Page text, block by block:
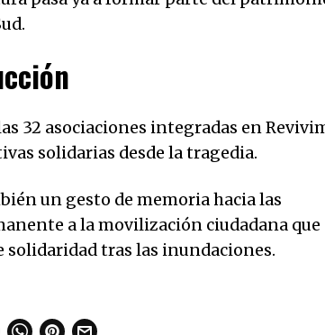
32 asociaciones integradas en
solidarias desde la tragedia.
un gesto de memoria hacia las
a la movilización ciudadana que
tras las inundaciones.